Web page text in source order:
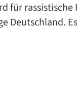
für rassistische
Deutschland.